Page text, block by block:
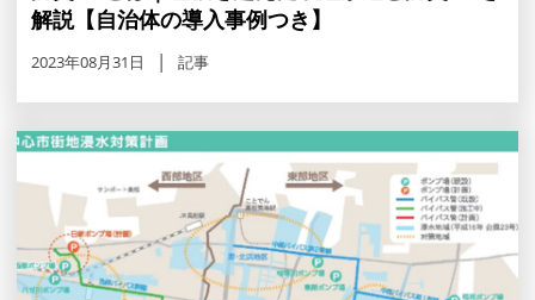
解説【自治体の導入事例つき】
2023年08月31日 記事